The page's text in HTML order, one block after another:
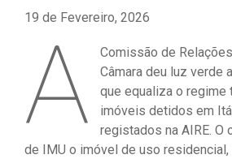
19 de Fevereiro, 2026
A
Comissão de
Câmara deu luz verde
que equaliza o regime
imóveis detidos em
registados na AIRE. O
de IMU o imóvel de uso